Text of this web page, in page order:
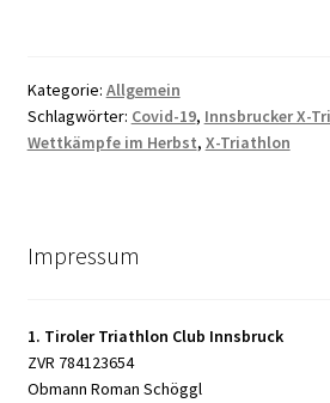
Kategorie: Allgemein
Schlagwörter: Covid-19, Innsbrucker X-
Wettkämpfe im Herbst, X-Triathlon
Impressum
1. Tiroler Triathlon Club Innsbruck
ZVR 784123654
Obmann Roman Schöggl